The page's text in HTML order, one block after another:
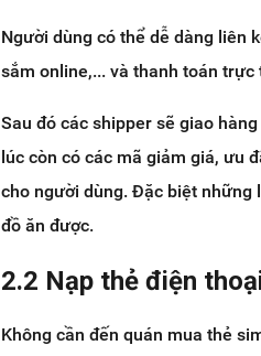
Người dùng có thể dễ dàng liên
sắm online,... và thanh toán
Sau đó các shipper sẽ giao
lúc còn có các mã giảm giá, ưu
cho người dùng. Đặc biệt những
đồ ăn được.
2.2 Nạp thẻ điện
Không cần đến quán mua thẻ